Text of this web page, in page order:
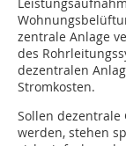
zentrale Anlage
des
dezentralen
Stromkosten.
Sollen dezentrale
werden, stehen